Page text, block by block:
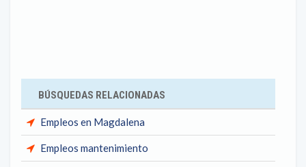
BÚSQUEDAS RELACIONADAS
Empleos en Magdalena
Empleos mantenimiento